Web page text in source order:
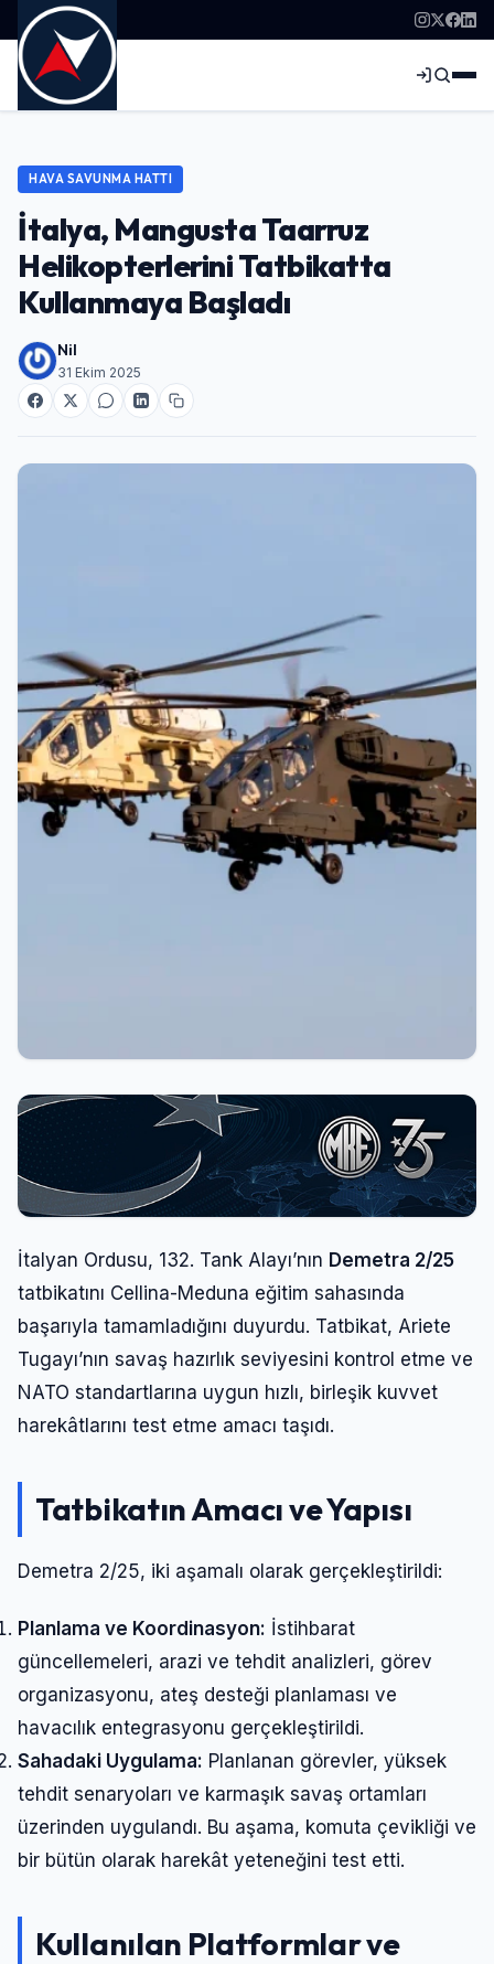
HAVA SAVUNMA HATTI
İtalya, Mangusta Taarruz
Helikopterlerini Tatbikatta
Kullanmaya Başladı
Nil
31 Ekim 2025
İtalyan Ordusu, 132. Tank Alayı’nın Demetra 2/25
tatbikatını Cellina-Meduna eğitim sahasında
başarıyla tamamladığını duyurdu. Tatbikat, Ariete
Tugayı’nın savaş hazırlık seviyesini kontrol etme ve
NATO standartlarına uygun hızlı, birleşik kuvvet
harekâtlarını test etme amacı taşıdı.
Tatbikatın Amacı ve Yapısı
Demetra 2/25, iki aşamalı olarak gerçekleştirildi:
Planlama ve Koordinasyon: İstihbarat
güncellemeleri, arazi ve tehdit analizleri, görev
organizasyonu, ateş desteği planlaması ve
havacılık entegrasyonu gerçekleştirildi.
Sahadaki Uygulama: Planlanan görevler, yüksek
tehdit senaryoları ve karmaşık savaş ortamları
üzerinden uygulandı. Bu aşama, komuta çevikliği ve
bir bütün olarak harekât yeteneğini test etti.
Kullanılan Platformlar ve